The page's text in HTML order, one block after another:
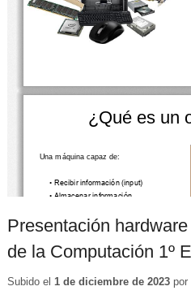
Presentación
de la Computación 1º
Subido el 1 de diciembre de 2023por